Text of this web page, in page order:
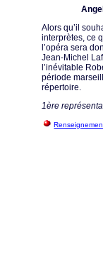
Alors qu’il
interprètes, ce
l’opéra sera
Jean-Michel
l’inévitable
période
répertoire.
1ère